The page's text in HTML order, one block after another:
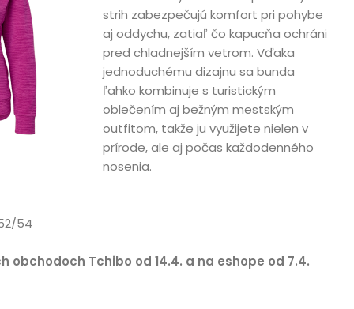
strih zabezpečujú komfort pri pohybe
aj oddychu, zatiaľ čo kapucňa ochráni
pred chladnejším vetrom. Vďaka
jednoduchému dizajnu sa bunda
ľahko kombinuje s turistickým
oblečením aj bežným mestským
outfitom, takže ju využijete nielen v
prírode, ale aj počas každodenného
nosenia.
54
obchodoch Tchibo od 14.4. a na eshope od 7.4.